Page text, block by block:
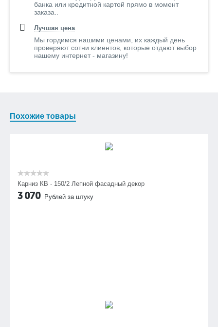
банка или кредитной картой прямо в момент
заказа..
Лучшая цена
Мы гордимся нашими ценами, их каждый день
проверяют сотни клиентов, которые отдают выбор
нашему интернет - магазину!
Похожие товары
Карниз КВ - 150/2 Лепной фасадный декор
3 070 Рублей за штуку